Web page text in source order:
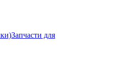
Запчасти для